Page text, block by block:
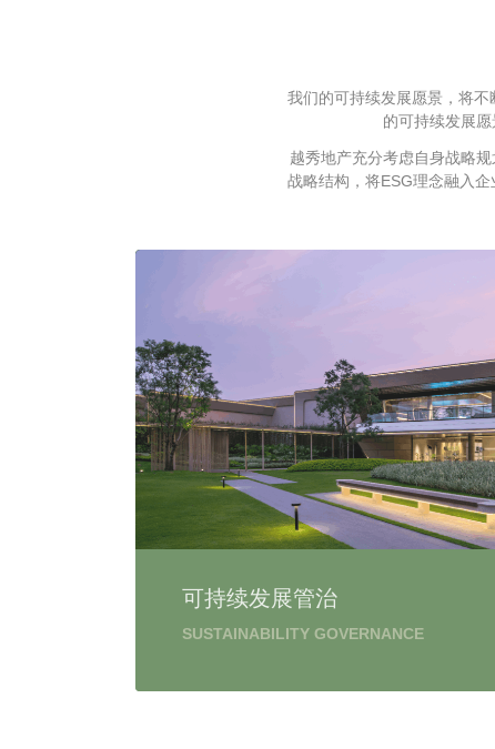
我们的可持续发展愿景，将
的可持续发展
越秀地产充分考虑自身战略
战略结构，将ESG理念融入
可持续发展管治
SUSTAINABILITY GOVERNANCE